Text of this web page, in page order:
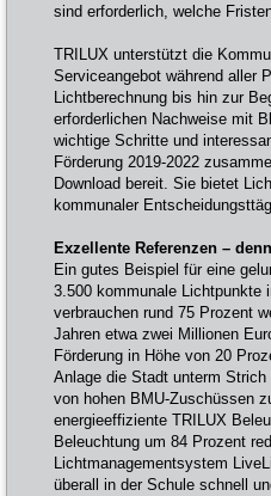
sind erforderlich, welche
TRILUX unterstützt die
Serviceangebot während aller
Lichtberechnung bis hin zur
erforderlichen Nachweise mit
wichtige Schritte und
Förderung 2019-2022
Download bereit. Sie bietet
kommunaler
Exzellente Referenzen –
Ein gutes Beispiel für eine
3.500 kommunale Lichtpunkte
verbrauchen rund 75 Prozent
Jahren etwa zwei Millionen
Förderung in Höhe von 20
Anlage die Stadt unterm
von hohen BMU-Zuschüssen
energieeffiziente TRILUX
Beleuchtung um 84 Prozent
Lichtmanagementsystem
überall in der Schule schnell